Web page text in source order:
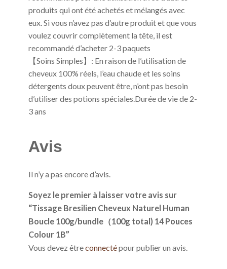
produits qui ont été achetés et mélangés avec
eux. Si vous n’avez pas d’autre produit et que vous
voulez couvrir complètement la tête, il est
recommandé d’acheter 2-3 paquets
【Soins Simples】: En raison de l’utilisation de
cheveux 100% réels, l’eau chaude et les soins
détergents doux peuvent être, n’ont pas besoin
d’utiliser des potions spéciales.Durée de vie de 2-
3 ans
Avis
Il n’y a pas encore d’avis.
Soyez le premier à laisser votre avis sur
“Tissage Bresilien Cheveux Naturel Human
Boucle 100g/bundle（100g total) 14 Pouces
Colour 1B”
Vous devez êtreconnectépour publier un avis.